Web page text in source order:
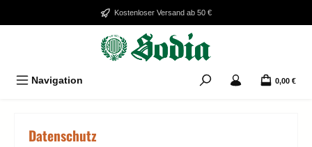
Zum Hauptinhalt springenKostenloser Versand ab 50 €
Navigation 0,00 €
Datenschutz